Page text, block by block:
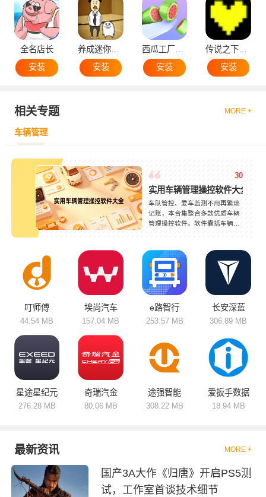
全名店长
安装
安装
西瓜工厂大亨
安装
安装
相关专题 MORE +
车辆管理
30
实用车辆管理操控软件大全
车队管控、爱车监测不用再繁琐
记账，本合集整合多款优质车辆
管理操控软件。软件囊括车辆定
家车主、中小企业车队都能适
配。远程车况实时查看，车辆异
常及时预警，一键规划维保周
期，避免漏保抛锚。多款软件各
有优势，有的侧重个人用车车况
管理，有的偏向规模化车队调度
管控。线上汇总用车数据，自动
生成报表，告别手工台账，高效
辆动态。
叮师傅
44.54 MB
埃尚汽车
157.04 MB
e路智行
253.57 MB
长安深蓝
306.89 MB
星途星纪元
276.28 MB
奇瑞汽金
80.06 MB
途强智能
308.22 MB
爱扳手数据
18.94 MB
最新资讯 MORE +
国产3A大作《归唐》开启PS5测
试，工作室首谈技术细节